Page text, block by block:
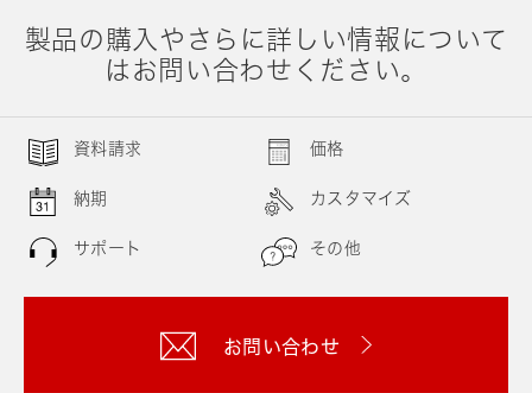
製品の購入やさらに詳しい情報について
はお問い合わせください。
資料請求 価格
納期 カスタマイズ
サポート その他
お問い合わせ